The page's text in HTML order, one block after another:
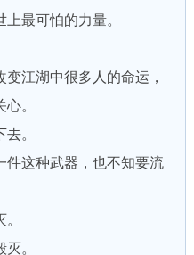
最可怕的力量。
江湖中很多人的命运，
。
。
这种武器，也不知要流
。